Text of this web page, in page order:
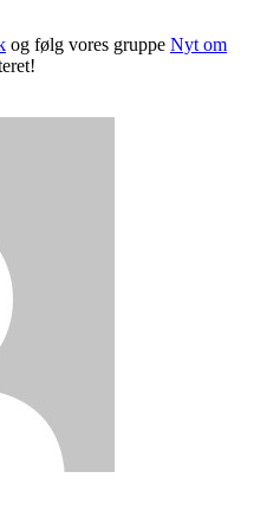
og følg vores gruppe Nyt om